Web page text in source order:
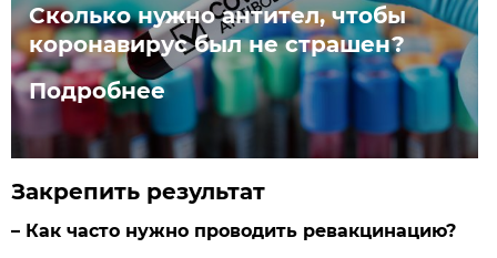
Сколько нужно антител, чтобы
коронавирус был не страшен?
Подробнее
Закрепить результат
– Как часто нужно проводить ревакцинацию?